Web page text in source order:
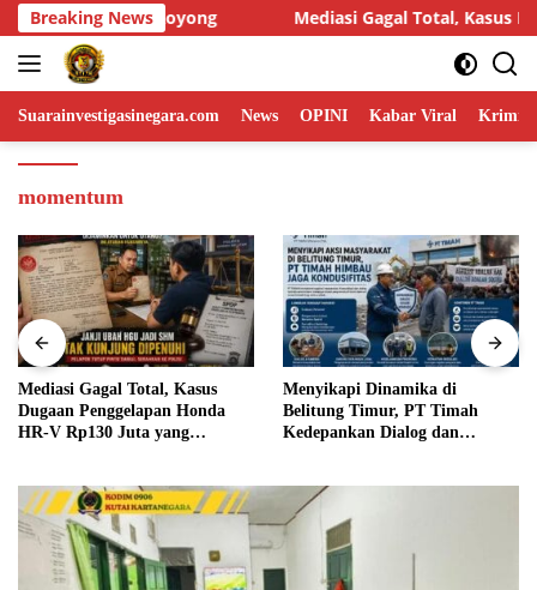
Skip
to
content
Breaking News
Gagal Total, Kasus Dugaan Penggelapan Honda HR-V
Suarainvestigasinegara.com News OPINI Kabar Viral
momentum
Menyikapi Dinamika di
Belitung Timur, PT Timah
Kedepankan Dialog dan
Humas DPP LIN Desak Kapolri
dan Panglima TNI Turun
Langsung Usut Dugaan